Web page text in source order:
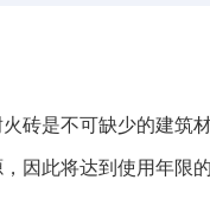
砖是不可缺少的建筑
因此将达到使用年限